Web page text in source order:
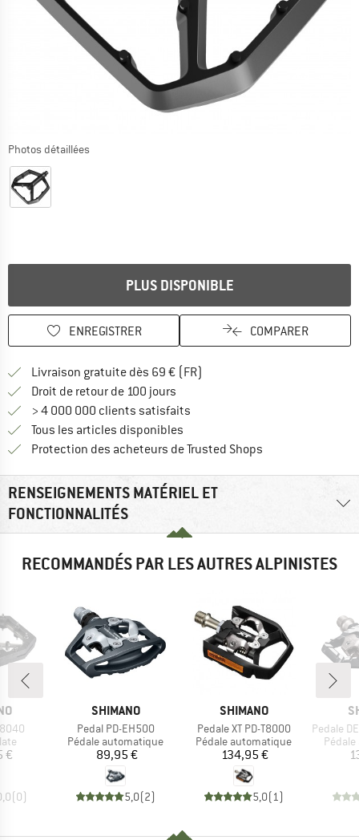
Photos détaillées
PLUS DISPONIBLE
ENREGISTRER COMPARER
Livraison gratuite dès 69 € (FR)
Droit de retour de 100 jours
> 4 000 000 clients satisfaits
Tous les articles disponibles
Protection des acheteurs de Trusted Shops
RENSEIGNEMENTS MATÉRIEL ET
FONCTIONNALITÉS
RECOMMANDÉS PAR LES AUTRES ALPINISTES
€
(0)
MARQUE
SHIMANO
Article
Pedal PD-EH500
Product group
Pédale automatique
Prix
89,95 €
5,0(2)
MARQUE
SHIMANO
Article
Pedale XT PD-T8000
Product group
Pédale automatique
Prix
134,95 €
5,0(1 )
Article
Pedale